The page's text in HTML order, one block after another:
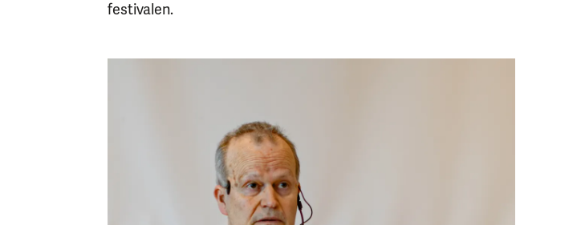
festivalen.